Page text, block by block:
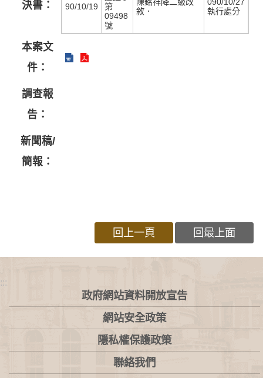
決書：
90/10/19
第
09498
號
陳銘祥降二級改
敘．
090/10/27
執行處分
本案文
件：
調查報
告：
新聞稿/
簡報：
回上一頁 回最上面
:::
政府網站資料開放宣告
網站安全政策
隱私權保護政策
聯絡我們